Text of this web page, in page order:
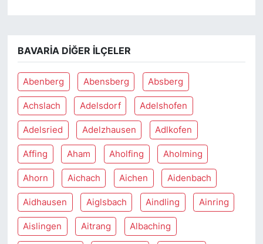
BAVARIA DIĞER İLÇELER
Abenberg Abensberg Absberg
Achslach Adelsdorf Adelshofen
Adelsried Adelzhausen Adlkofen
Affing Aham Aholfing Aholming
Ahorn Aichach Aichen Aidenbach
Aidhausen Aiglsbach Aindling Ainring
Aislingen Aitrang Albaching